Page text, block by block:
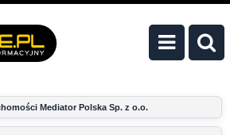
Mediator Polska Sp. z o.o.